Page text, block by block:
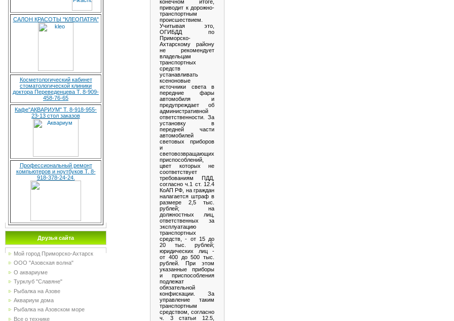
САЛОН КРАСОТЫ "КЛЕОПАТРА"
Косметологический кабинет
стоматологической клиники
доктора Переведенцева Т. 8-909-
458-76-65
Кафе"АКВАРИУМ" Т. 8-918-955-
23-13 стол заказов
Профессиональный ремонт
компьютеров и ноутбуков Т. 8-
918-378-24-24.
Друзья сайта
Мой город Приморско-Ахтарск
ООО "Азовская волна"
О аквариуме
Турклуб "Славяне"
Рыбалка на Азове
Аквариум дома
Рыбалка на Азовском море
Все о технике
конечном итоге,
приводит к дорожно-
транспортным
происшествием.
Учитывая это,
ОГИБДД по
Приморско-
Ахтарскому району
не рекомендует
владельцам
транспортных
средств
устанавливать
ксеноновые
источники света в
передние фары
автомобиля и
предупреждает об
административной
ответственности. За
установку в
передней части
автомобилей
световых приборов
и
световозвращающих
приспособлений,
цвет которых не
соответствует
требованиям ПДД,
согласно ч.1 ст. 12.4
КоАП РФ, на граждан
налагается штраф в
размере 2,5 тыс.
рублей; на
должностных лиц,
ответственных за
эксплуатацию
транспортных
средств, - от 15 до
20 тыс. рублей;
юридических лиц -
от 400 до 500 тыс.
рублей. При этом
указанные приборы
и приспособления
подлежат
обязательной
конфискации. За
управление таким
транспортным
средством, согласно
ч. 3 статьи 12.5,